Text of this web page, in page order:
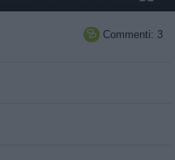
 Commenti: 3